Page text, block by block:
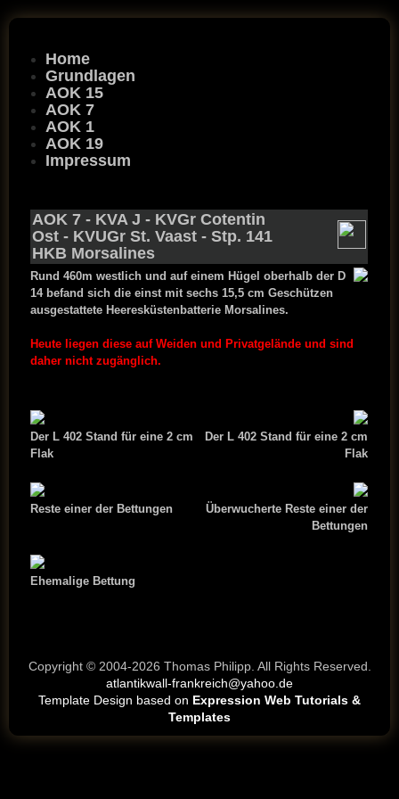
Home
Grundlagen
AOK 15
AOK 7
AOK 1
AOK 19
Impressum
AOK 7 - KVA J - KVGr Cotentin
Ost- KVUGr St. Vaast - Stp. 141
HKB Morsalines
Rund 460m westlich und auf einem Hügel oberhalb der D
14 befand sich die einst mit sechs 15,5 cm Geschützen
ausgestattete Heeresküstenbatterie Morsalines.
Heute liegen diese auf Weiden und Privatgelände und sind
daher nicht zugänglich.
Der L 402 Stand für eine 2 cm
Flak
Der L 402 Stand für eine 2 cm
Flak
Reste einer der Bettungen
Überwucherte Reste einer der
Bettungen
Ehemalige Bettung
Copyright © 2004-2026 Thomas Philipp. All Rights Reserved.
atlantikwall-frankreich@yahoo.de
Template Design based on Expression Web Tutorials &
Templates